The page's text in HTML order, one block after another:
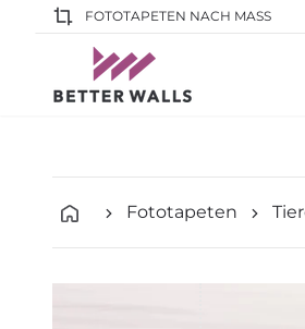
FOTOTAPETEN NACH MASS
Fototapeten